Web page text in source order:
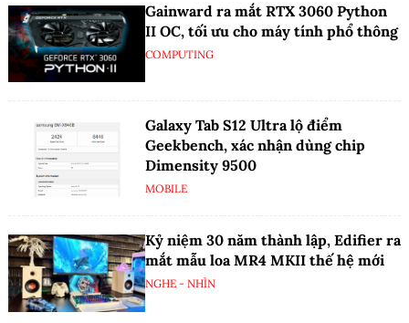
Gainward ra mắt RTX 3060 Python
II OC, tối ưu cho máy tính phổ thông
COMPUTING
Galaxy Tab S12 Ultra lộ điểm
Geekbench, xác nhận dùng chip
Dimensity 9500
MOBILE
Kỷ niệm 30 năm thành lập, Edifier ra
mắt mẫu loa MR4 MKII thế hệ mới
NGHE - NHÌN